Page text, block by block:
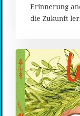
Erinnerung
die Zukunft